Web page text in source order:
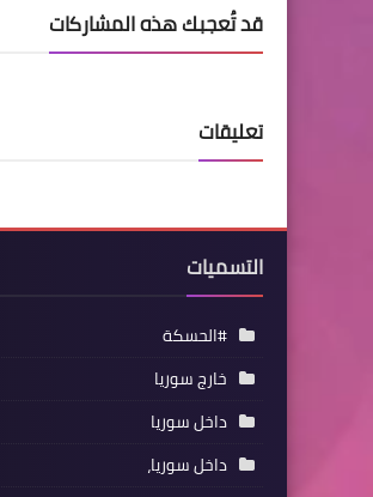
قد تُعجبك هذه المشاركات
تعليقات
التسميات
#الحسكة
خارج سوريا
داخل سوريا
داخل سوريا،